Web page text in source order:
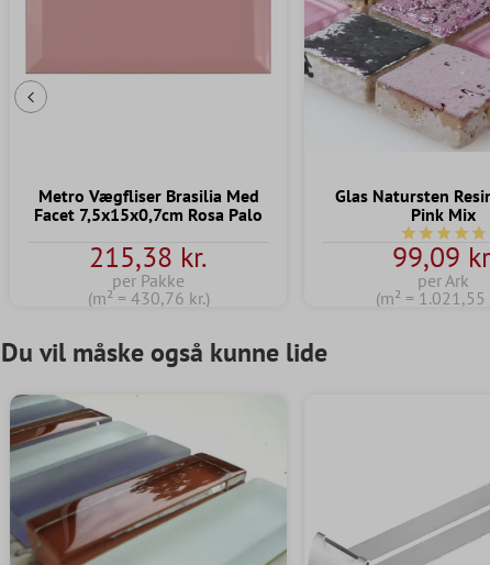
Forrige dias
Metro Vægfliser Brasilia Med
Facet 7,5x15x0,7cm Rosa Palo
215,38 kr.
per Pakke
(m² = 430,76 kr.)
Glas Natursten
Pink Mix
99,09
per Ark
(m² = 1.021,55
Du vil måske også kunne lide